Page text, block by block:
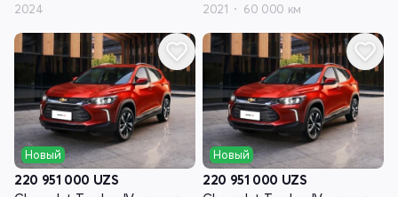
2024 2021 60 000 км
Новый
220 951 000 UZS
Новый
220 951 000 UZS